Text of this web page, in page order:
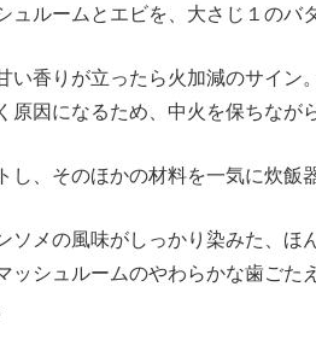
ュルームとエビを、大さじ１のバ
い香りが立ったら火加減のサイン
原因になるため、中火を保ちなが
し、そのほかの材料を一気に炊飯
ソメの風味がしっかり染みた、ほ
ッシュルームのやわらかな歯ごた